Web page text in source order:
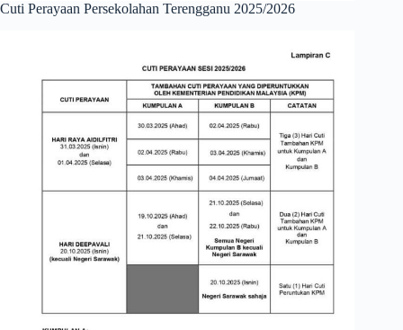
Cuti Perayaan Persekolahan Terengganu 2025/2026